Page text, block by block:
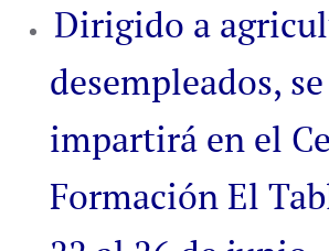
Dirigido a
desempleados, se
impartirá en el
Formación El